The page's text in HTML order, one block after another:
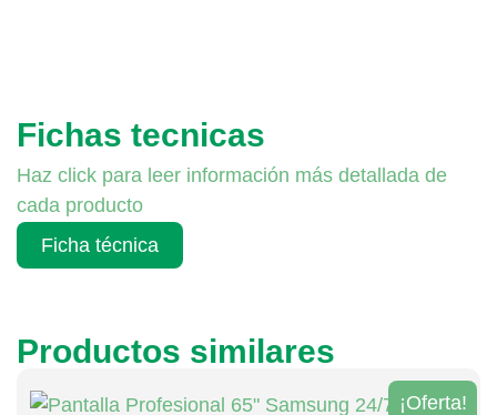
Fichas tecnicas
Haz click para leer información más detallada de
cada producto
Ficha técnica
Productos similares
¡Oferta!